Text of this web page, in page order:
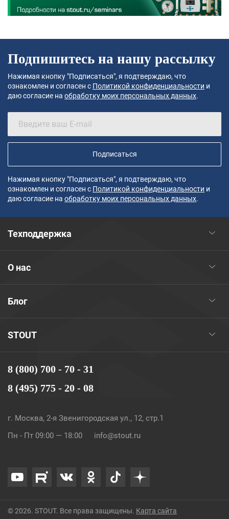
Подпишитесь на нашу рассылку
Нажимая кнопку "Подписаться", я подтверждаю, что
ознакомлен и согласен с Политикой конфиденциальности и
даю согласие на обработку моих персональных данных.
Подписаться
Нажимая кнопку "Подписаться", я подтверждаю, что
ознакомлен и согласен с Политикой конфиденциальности и
даю согласие на обработку моих персональных данных.
8 (800) 700 - 70 - 31
8 (495) 775 - 20 - 08
г. Москва, 2-я Звенигородская ул., 12, стр.1
Пн - Пт 09:00 — 18:00
info@stout.ru
STOUT
Блог
О нас
Техподдержка
© 2026. STOUT. Все права защищены. Карта сайта